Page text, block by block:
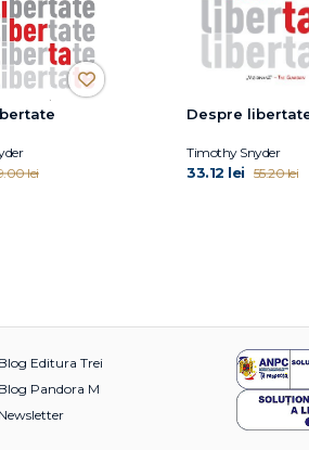
lei
Despre
Timothy Snyder
33.12 lei 55.20 lei
Blog Editura Trei
Blog Pandora M
Newsletter